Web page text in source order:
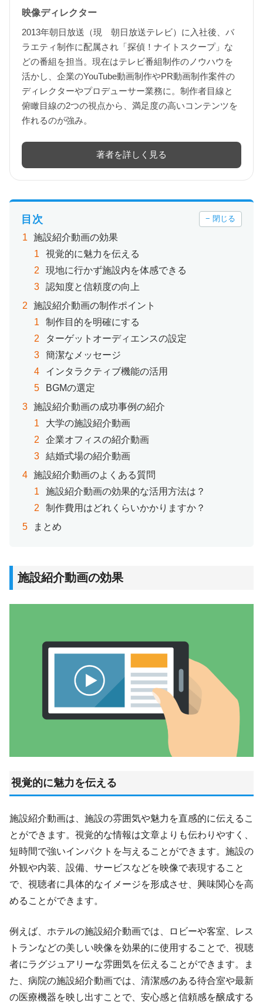
映像ディレクター
2013年朝日放送（現 朝日放送テレビ）に入社後、バ
ラエティ制作に配属され「探偵！ナイトスクープ」な
どの番組を担当。現在はテレビ番組制作のノウハウを
活かし、企業のYouTube動画制作やPR動画制作案件の
ディレクターやプロデューサー業務に。制作者目線と
俯瞰目線の2つの視点から、満足度の高いコンテンツを
作れるのが強み。
著者を詳しく見る
目次 − 閉じる
施設紹介動画の効果
視覚的に魅力を伝える
現地に行かず施設内を体感できる
認知度と信頼度の向上
施設紹介動画の制作ポイント
制作目的を明確にする
ターゲットオーディエンスの設定
簡潔なメッセージ
インタラクティブ機能の活用
BGMの選定
施設紹介動画の成功事例の紹介
大学の施設紹介動画
企業オフィスの紹介動画
結婚式場の紹介動画
施設紹介動画のよくある質問
施設紹介動画の効果的な活用方法は？
制作費用はどれくらいかかりますか？
まとめ
施設紹介動画の効果
視覚的に魅力を伝える
施設紹介動画は、施設の雰囲気や魅力を直感的に伝えるこ
とができます。視覚的な情報は文章よりも伝わりやすく、
短時間で強いインパクトを与えることができます。施設の
外観や内装、設備、サービスなどを映像で表現すること
で、視聴者に具体的なイメージを形成させ、興味関心を高
めることができます。
例えば、ホテルの施設紹介動画では、ロビーや客室、レス
トランなどの美しい映像を効果的に使用することで、視聴
者にラグジュアリーな雰囲気を伝えることができます。ま
た、病院の施設紹介動画では、清潔感のある待合室や最新
の医療機器を映し出すことで、安心感と信頼感を醸成する